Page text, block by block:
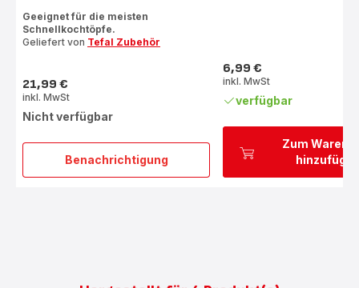
Benachrichtigung
Dünsteinsatz,
mit
3
Sternen
Geeignet für die meisten
Schnellkochtöpfe.
Geliefert von Tefal Zubehör
Preis
21,99 €
inkl. MwSt
Nicht verfügbar
Zum
Preis
6,99 €
inkl. MwSt
verfügbar